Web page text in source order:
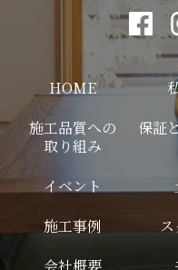
HOME
施工品質への
取り組み
保証
イベント
施工事例
会社概要